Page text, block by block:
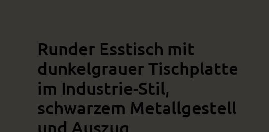
Runder Esstisch mit
dunkelgrauer Tischplatte
im Industrie-Stil,
schwarzem Metallgestell
und Auszug